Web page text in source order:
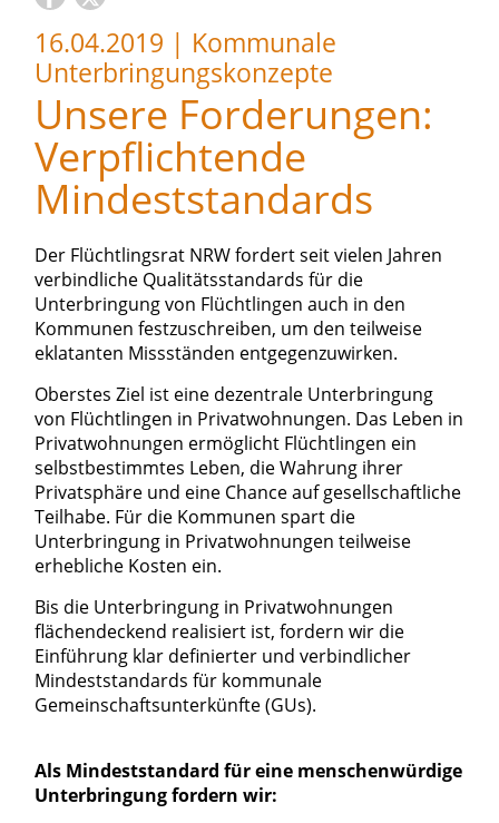
16.04.2019 | Kommunale
Unterbringungskonzepte
Unsere Forderungen:
Verpflichtende
Mindeststandards
Der Flüchtlingsrat NRW fordert seit vielen Jahren
verbindliche Qualitätsstandards für die
Unterbringung von Flüchtlingen auch in den
Kommunen festzuschreiben, um den teilweise
eklatanten Missständen entgegenzuwirken.
Oberstes Ziel ist eine dezentrale Unterbringung
von Flüchtlingen in Privatwohnungen. Das Leben in
Privatwohnungen ermöglicht Flüchtlingen ein
selbstbestimmtes Leben, die Wahrung ihrer
Privatsphäre und eine Chance auf gesellschaftliche
Teilhabe. Für die Kommunen spart die
Unterbringung in Privatwohnungen teilweise
erhebliche Kosten ein.
Bis die Unterbringung in Privatwohnungen
flächendeckend realisiert ist, fordern wir die
Einführung klar definierter und verbindlicher
Mindeststandards für kommunale
Gemeinschaftsunterkünfte (GUs).
Als Mindeststandard für eine menschenwürdige
Unterbringung fordern wir: